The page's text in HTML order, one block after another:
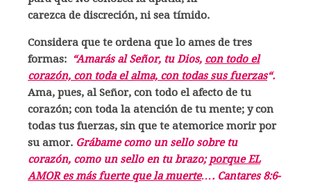
carezca de discreción, ni sea tímido.
Considera que te ordena que lo ames de tres
formas: “Amarás al Señor, tu Dios, con todo el
corazón, con toda el alma, con todas sus fuerzas“.
Ama, pues, al Señor, con todo el afecto de tu
corazón; con toda la atención de tu mente; y con
todas tus fuerzas, sin que te atemorice morir por
su amor. Grábame como un sello sobre tu
corazón, como un sello en tu brazo;porque EL
AMOR es más fuerte que la muerte…. Cantares 8:6-